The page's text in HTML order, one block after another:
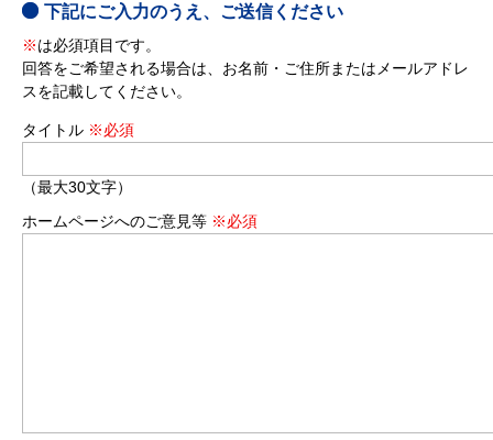
下記にご入力のうえ、ご送信ください
※は必須項目です。
回答をご希望される場合は、お名前・ご住所またはメールアドレ
スを記載してください。
タイトル ※必須
（最大30文字）
ホームページへのご意見等 ※必須